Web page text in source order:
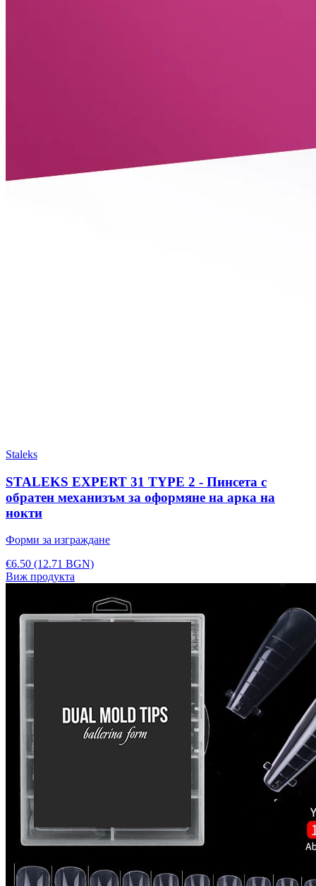
Staleks
STALEKS EXPERT 31 TYPE 2 - Пинсета с
обратен механизъм за оформяне на арка на
нокти
Форми за изграждане
€6.50 (12.71 BGN)
Виж продукта